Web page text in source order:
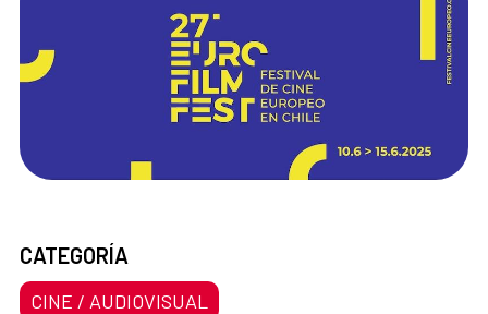
CATEGORÍA
CINE / AUDIOVISUAL